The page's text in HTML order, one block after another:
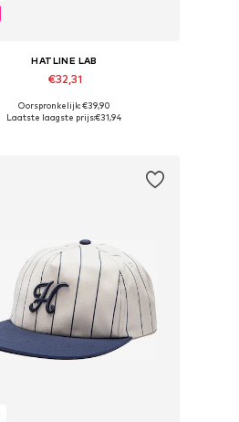
HATLINE LAB
€32,31
Beschikbare maten: 55-60
Oorspronkelijk: €39,90
Laatste laagste prijs:€31,94